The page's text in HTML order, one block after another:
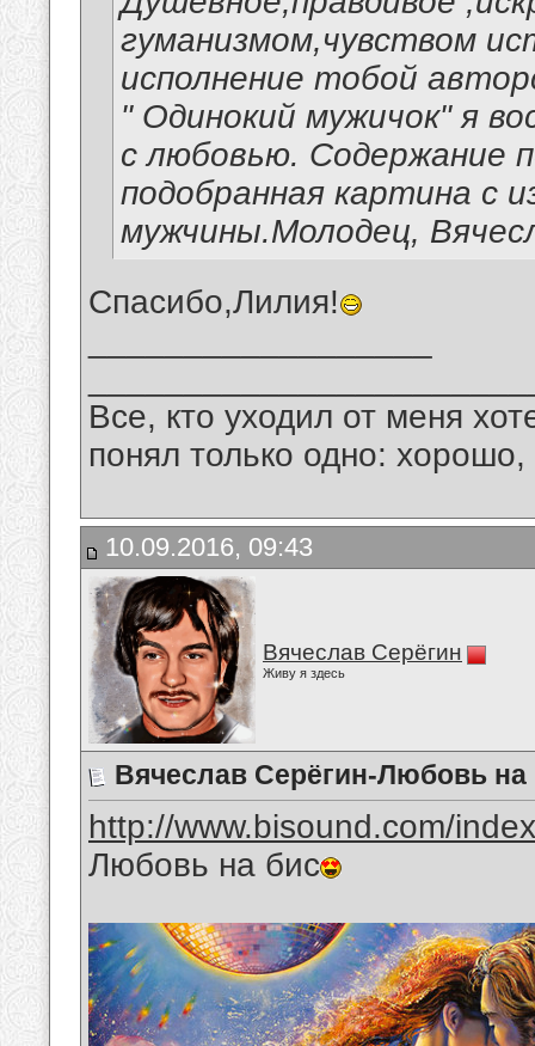
гуманизмом,чувством
исполнение тобой
" Одинокий мужичок" я
с любовью. Содержание
подобранная картина с
мужчины.Молодец,
Спасибо,Лилия!
Все, кто уходил от меня
понял только одно:
10.09.2016, 09:43
Вячеслав Серёгин
Живу я здесь
Вячеслав Серёгин-Любовь на
http://www.bisound.com/
Любовь на бис